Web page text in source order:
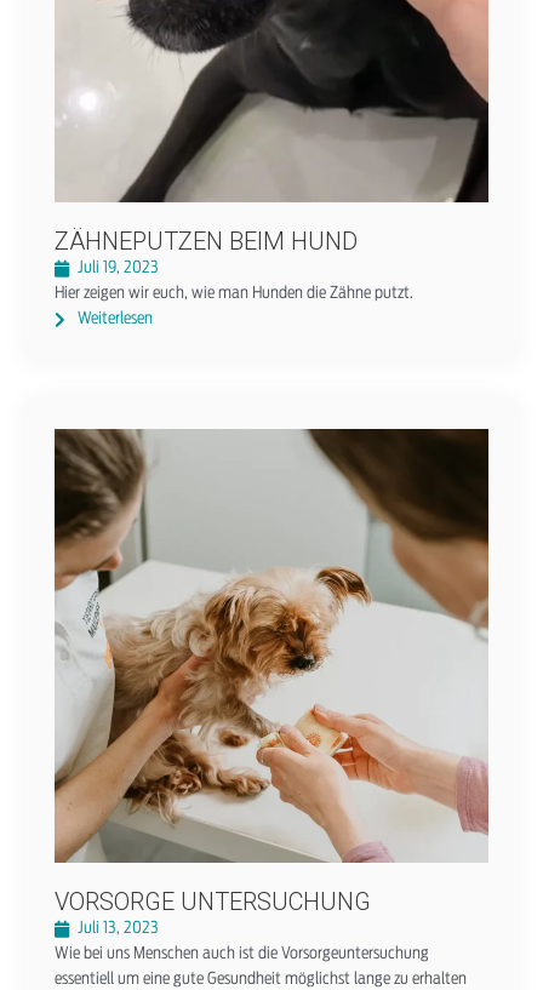
ZÄHNEPUTZEN BEIM HUND
Juli 19, 2023
Hier zeigen wir euch, wie man Hunden die Zähne putzt.
Weiterlesen
VORSORGE UNTERSUCHUNG
Juli 13, 2023
Wie bei uns Menschen auch ist die Vorsorgeuntersuchung
essentiell um eine gute Gesundheit möglichst lange zu erhalten